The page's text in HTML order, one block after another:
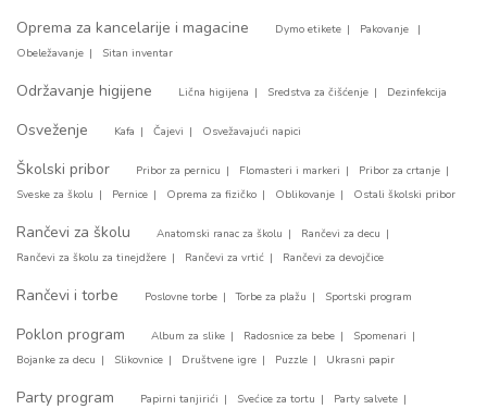
Oprema za kancelarije i magacine Dymo etikete
Pakovanje
Obeležavanje
Sitan inventar
Održavanje higijene Lična higijena Sredstva za čišćenje Dezinfekcija
Osveženje Kafa Čajevi Osvežavajući napici
Školski pribor Pribor za pernicu Flomasteri i markeri
Pribor za crtanje
Sveske za školu
Pernice Oprema za fizičko Oblikovanje Ostali školski pribor
Rančevi za školu Anatomski ranac za školu
Rančevi za decu
Rančevi za školu za tinejdžere
Rančevi za vrtić Rančevi za devojčice
Rančevi i torbe Poslovne torbe Torbe za plažu Sportski program
Poklon program Album za slike Radosnice za bebe
Spomenari
Bojanke za decu
Slikovnice Društvene igre Puzzle Ukrasni papir
Party program Papirni tanjirići Svećice za tortu
Party salvete